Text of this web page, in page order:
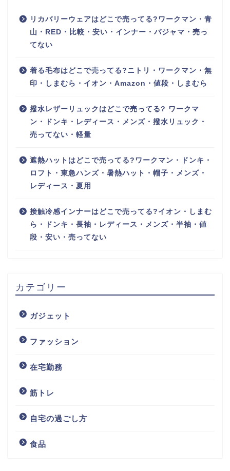
リカバリーウェアはどこで売ってる?ワークマン・青
山・RED・比較・安い・インナー・パジャマ・売っ
てない
着る毛布はどこで売ってる?ニトリ・ワークマン・無
印・しまむら・イオン・Amazon・値段・しまむら
撥水レザーリュックはどこで売ってる? ワークマ
ン・ドンキ・レディース・メンズ・撥水リュック・
売ってない・軽量
遮熱ハットはどこで売ってる?ワークマン・ドンキ・
ロフト・東急ハンズ・暑熱ハット・帽子・メンズ・
レディース・夏用
接触冷感インナーはどこで売ってる?イオン・しまむ
ら・ドンキ・長袖・レディース・メンズ・半袖・値
段・安い・売ってない
カテゴリー
ガジェット
ファッション
在宅勤務
筋トレ
自宅の過ごし方
食品